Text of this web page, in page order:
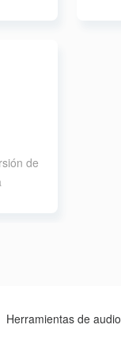
de
Herramientas de audio